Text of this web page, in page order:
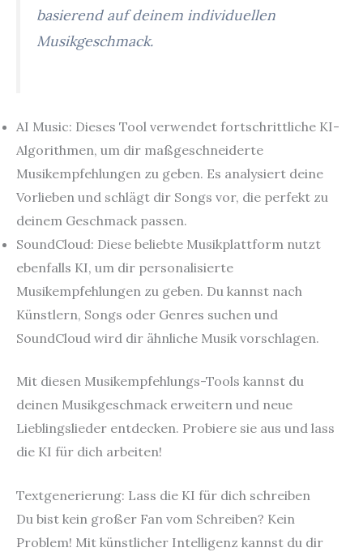
basierend auf deinem individuellen
Musikgeschmack.
AI Music: Dieses Tool verwendet fortschrittliche KI-
Algorithmen, um dir maßgeschneiderte
Musikempfehlungen zu geben. Es analysiert deine
Vorlieben und schlägt dir Songs vor, die perfekt zu
deinem Geschmack passen.
SoundCloud: Diese beliebte Musikplattform nutzt
ebenfalls KI, um dir personalisierte
Musikempfehlungen zu geben. Du kannst nach
Künstlern, Songs oder Genres suchen und
SoundCloud wird dir ähnliche Musik vorschlagen.
Mit diesen Musikempfehlungs-Tools kannst du
deinen Musikgeschmack erweitern und neue
Lieblingslieder entdecken. Probiere sie aus und lass
die KI für dich arbeiten!
Textgenerierung: Lass die KI für dich schreiben
Du bist kein großer Fan vom Schreiben? Kein
Problem! Mit künstlicher Intelligenz kannst du dir